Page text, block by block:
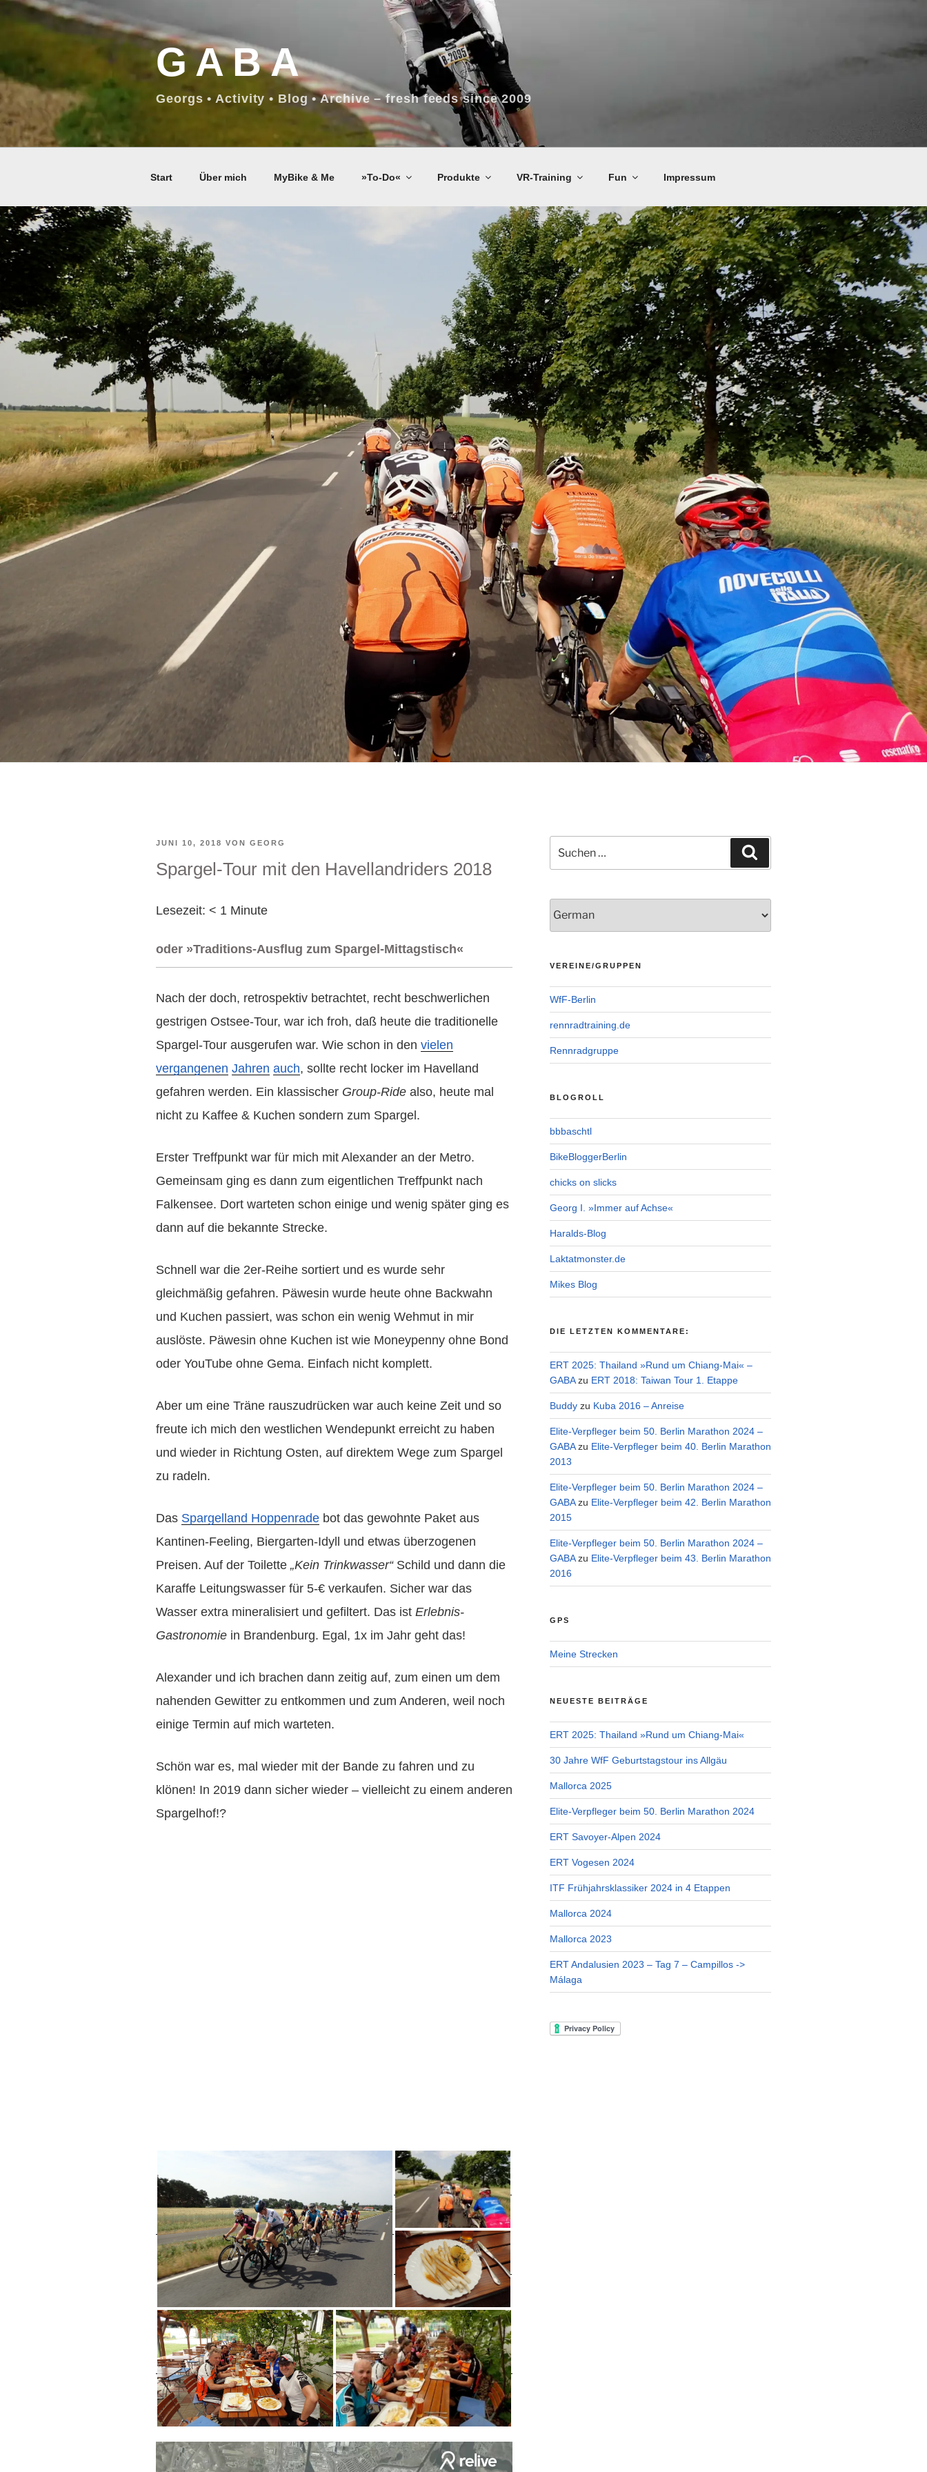
GABA
Georgs • Activity • Blog • Archive – fresh feeds since 2009
Start Über mich MyBike & Me »To-Do« Produkte VR-Training Fun Impressum
VERÖFFENTLICHT
AM
JUNI 10, 2018 VON GEORG
Spargel-Tour mit den Havellandriders 2018
Lesezeit: < 1 Minute
oder »Traditions-Ausflug zum Spargel-Mittagstisch«
Nach der doch, retrospektiv betrachtet, recht beschwerlichen
gestrigen Ostsee-Tour, war ich froh, daß heute die traditionelle
Spargel-Tour ausgerufen war. Wie schon in den vielen
vergangenen Jahren auch, sollte recht locker im Havelland
gefahren werden. Ein klassischer Group-Ride also, heute mal
nicht zu Kaffee & Kuchen sondern zum Spargel.
Erster Treffpunkt war für mich mit Alexander an der Metro.
Gemeinsam ging es dann zum eigentlichen Treffpunkt nach
Falkensee. Dort warteten schon einige und wenig später ging es
dann auf die bekannte Strecke.
Schnell war die 2er-Reihe sortiert und es wurde sehr
gleichmäßig gefahren. Päwesin wurde heute ohne Backwahn
und Kuchen passiert, was schon ein wenig Wehmut in mir
auslöste. Päwesin ohne Kuchen ist wie Moneypenny ohne Bond
oder YouTube ohne Gema. Einfach nicht komplett.
Aber um eine Träne rauszudrücken war auch keine Zeit und so
freute ich mich den westlichen Wendepunkt erreicht zu haben
und wieder in Richtung Osten, auf direktem Wege zum Spargel
zu radeln.
Das Spargelland Hoppenrade bot das gewohnte Paket aus
Kantinen-Feeling, Biergarten-Idyll und etwas überzogenen
Preisen. Auf der Toilette „Kein Trinkwasser“Schild und dann die
Karaffe Leitungswasser für 5-€ verkaufen. Sicher war das
Wasser extra mineralisiert und gefiltert. Das ist Erlebnis-
Gastronomie in Brandenburg. Egal, 1x im Jahr geht das!
Alexander und ich brachen dann zeitig auf, zum einen um dem
nahenden Gewitter zu entkommen und zum Anderen, weil noch
einige Termin auf mich warteten.
Schön war es, mal wieder mit der Bande zu fahren und zu
klönen! In 2019 dann sicher wieder – vielleicht zu einem anderen
Spargelhof!?
Video-
nach:
VEREINE/GRUPPEN
WfF-Berlin
rennradtraining.de
Rennradgruppe
BLOGROLL
bbbaschtl
BikeBloggerBerlin
chicks on slicks
Georg I. »Immer auf Achse«
Haralds-Blog
Laktatmonster.de
Mikes Blog
DIE LETZTEN KOMMENTARE:
ERT 2025: Thailand »Rund um Chiang-Mai« –
GABAzu ERT 2018: Taiwan Tour 1. Etappe
Buddyzu Kuba 2016 – Anreise
Elite-Verpfleger beim 50. Berlin Marathon 2024 –
GABAzu Elite-Verpfleger beim 40. Berlin Marathon
2013
Elite-Verpfleger beim 50. Berlin Marathon 2024 –
GABAzu Elite-Verpfleger beim 42. Berlin Marathon
2015
Elite-Verpfleger beim 50. Berlin Marathon 2024 –
GABAzu Elite-Verpfleger beim 43. Berlin Marathon
2016
GPS
Meine Strecken
NEUESTE BEITRÄGE
ERT 2025: Thailand »Rund um Chiang-Mai«
30 Jahre WfF Geburtstagstour ins Allgäu
Mallorca 2025
Elite-Verpfleger beim 50. Berlin Marathon 2024
ERT Savoyer-Alpen 2024
ERT Vogesen 2024
ITF Frühjahrsklassiker 2024 in 4 Etappen
Mallorca 2024
Mallorca 2023
ERT Andalusien 2023 – Tag 7 – Campillos ->
Málaga